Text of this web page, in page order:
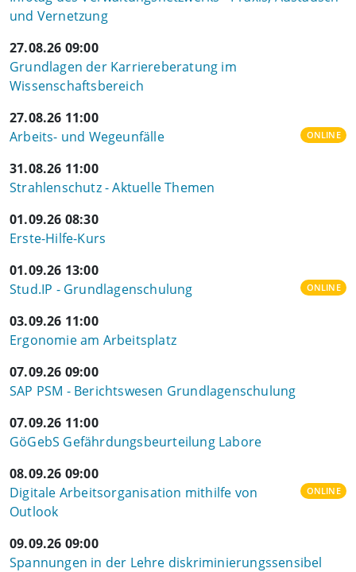
und Vernetzung
27.08.26 09:00
Grundlagen der Karriereberatung im
Wissenschaftsbereich
27.08.26 11:00
Arbeits- und Wegeunfälle
ONLINE
31.08.26 11:00
Strahlenschutz - Aktuelle Themen
01.09.26 08:30
Erste-Hilfe-Kurs
01.09.26 13:00
Stud.IP - Grundlagenschulung
ONLINE
03.09.26 11:00
Ergonomie am Arbeitsplatz
07.09.26 09:00
SAP PSM - Berichtswesen Grundlagenschulung
07.09.26 11:00
GöGebS Gefährdungsbeurteilung Labore
08.09.26 09:00
Digitale Arbeitsorganisation mithilfe von
Outlook
ONLINE
09.09.26 09:00
Spannungen in der Lehre diskriminierungssensibel